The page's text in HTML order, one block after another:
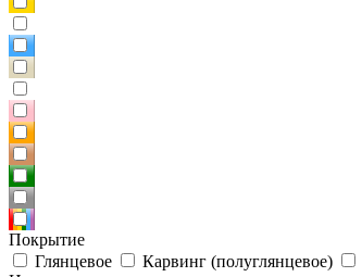
Покрытие
Глянцевое
Карвинг (полуглянцевое)